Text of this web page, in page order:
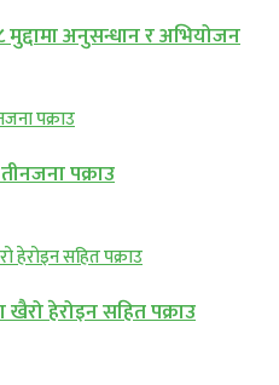
मुद्दामा अनुसन्धान र अभियोजन
पक्राउ
हेरोइन सहित पक्राउ